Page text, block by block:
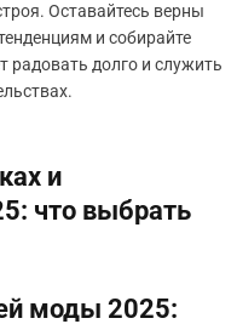
Оставайтесь верны
и собирайте
радовать долго и служить
и
что выбрать
моды 2025: